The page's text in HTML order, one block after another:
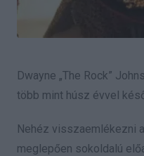
Dwayne „The Rock”
több mint húsz évvel
Nehéz visszaemlékezni
meglepően sokoldalú